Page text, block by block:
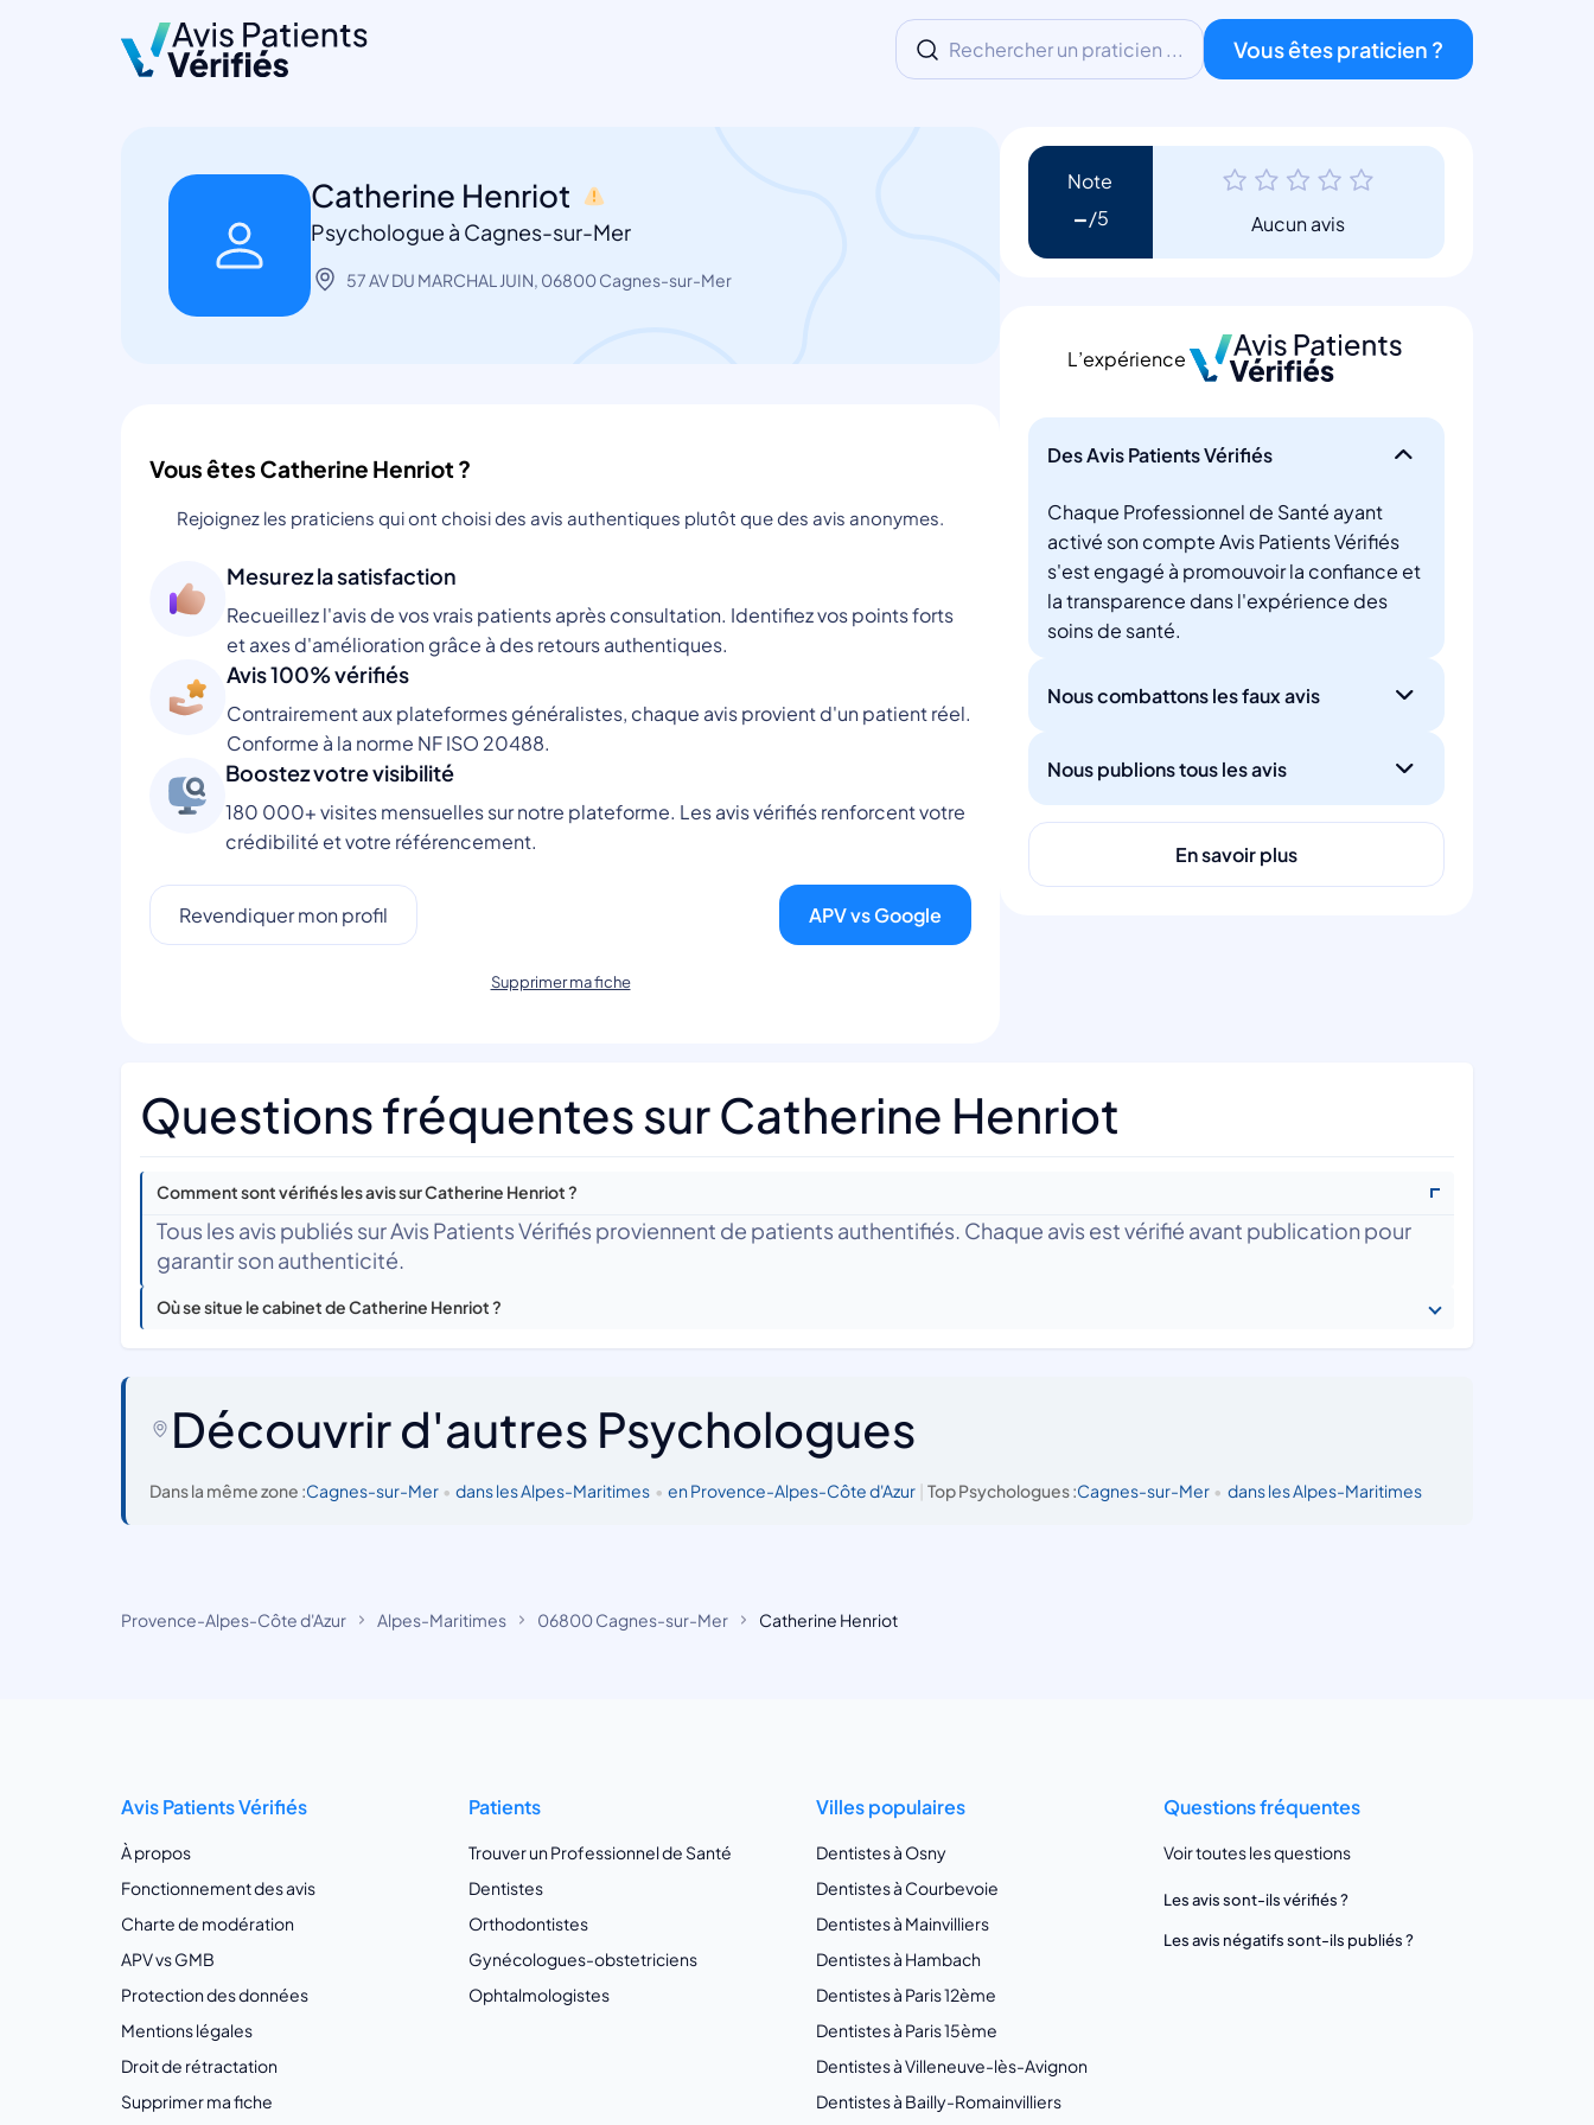
Rechercher un praticien ... Vous êtes praticien ?
Catherine Henriot
Psychologue à Cagnes-sur-Mer
57 AV DU MARCHAL JUIN, 06800 Cagnes-sur-Mer
Vous êtes Catherine Henriot ?
Rejoignez les praticiens qui ont choisi des avis authentiques plutôt que des avis anonymes.
Mesurez la satisfaction
Recueillez l'avis de vos vrais patients après consultation. Identifiez vos points forts
et axes d'amélioration grâce à des retours authentiques.
Avis 100% vérifiés
Contrairement aux plateformes généralistes, chaque avis provient d'un patient réel.
Conforme à la norme NF ISO 20488.
Boostez votre visibilité
180 000+ visites mensuelles sur notre plateforme. Les avis vérifiés renforcent votre
crédibilité et votre référencement.
Revendiquer mon profil APV vs Google
Supprimer ma fiche
Note
- Aucun avis
L’expérience
Des Avis Patients Vérifiés
Chaque Professionnel de Santé ayant
activé son compte Avis Patients Vérifiés
s'est engagé à promouvoir la confiance et
la transparence dans l'expérience des
soins de santé.
Nous combattons les faux avis
Nous publions tous les avis
En savoir plus
Questions fréquentes sur Catherine Henriot
Comment sont vérifiés les avis sur Catherine Henriot ?
Tous les avis publiés sur Avis Patients Vérifiés proviennent de patients authentifiés. Chaque avis est vérifié avant publication pour
garantir son authenticité.
Où se situe le cabinet de Catherine Henriot ?
Découvrir d'autres Psychologues
Dans la même zone :Cagnes-sur-Mer • dans les Alpes-Maritimes • en Provence-Alpes-Côte d'Azur | Top Psychologues :Cagnes-sur-Mer • dans les Alpes-Maritimes
Provence-Alpes-Côte d'Azur Alpes-Maritimes 06800 Cagnes-sur-Mer Catherine Henriot
Avis Patients Vérifiés
À propos
Fonctionnement des avis
Charte de modération
APV vs GMB
Protection des données
Mentions légales
Droit de rétractation
Supprimer ma fiche
Patients
Trouver un Professionnel de Santé
Dentistes
Orthodontistes
Gynécologues-obstetriciens
Ophtalmologistes
Villes populaires
Dentistes à Osny
Dentistes à Courbevoie
Dentistes à Mainvilliers
Dentistes à Hambach
Dentistes à Paris 12ème
Dentistes à Paris 15ème
Dentistes à Villeneuve-lès-Avignon
Dentistes à Bailly-Romainvilliers
Questions fréquentes
Voir toutes les questions
Les avis sont-ils vérifiés ?
Les avis négatifs sont-ils publiés ?